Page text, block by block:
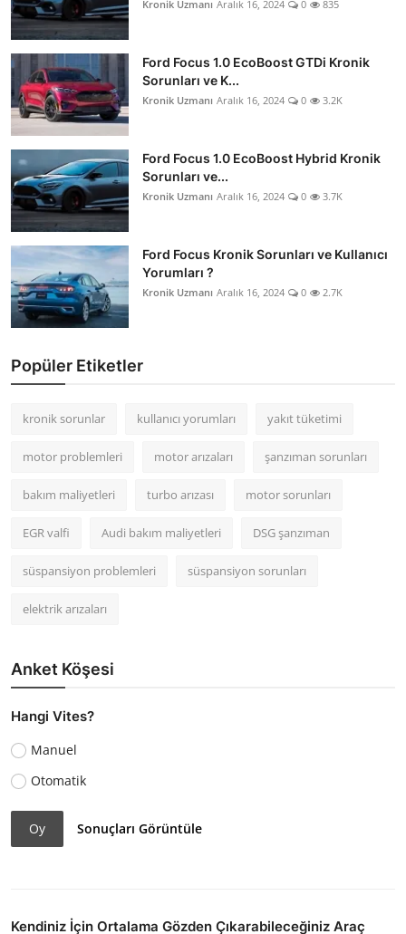
Kronik Uzmanı Aralık 16, 2024 0 835
Ford Focus 1.0 EcoBoost GTDi Kronik
Sorunları ve K...
Kronik Uzmanı Aralık 16, 2024 0 3.2K
Ford Focus 1.0 EcoBoost Hybrid Kronik
Sorunları ve...
Kronik Uzmanı Aralık 16, 2024 0 3.7K
Ford Focus Kronik Sorunları ve Kullanıcı
Yorumları ?
Kronik Uzmanı Aralık 16, 2024 0 2.7K
Popüler Etiketler
kronik sorunlar kullanıcı yorumları yakıt tüketimi
motor problemleri motor arızaları şanzıman sorunları
bakım maliyetleri turbo arızası motor sorunları
EGR valfi Audi bakım maliyetleri DSG şanzıman
süspansiyon problemleri süspansiyon sorunları
elektrik arızaları
Anket Köşesi
Hangi Vites?
Manuel
Otomatik
Oy Sonuçları Görüntüle
Kendiniz İçin Ortalama Gözden Çıkarabileceğiniz Araç